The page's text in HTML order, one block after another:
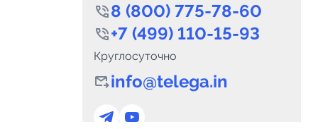
8 (800) 775-78-60
+7 (499) 110-15-93
Круглосуточно
info@telega.in